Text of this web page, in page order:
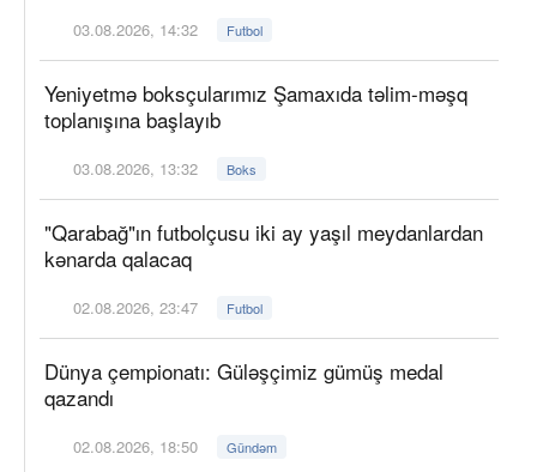
03.08.2026, 14:32 Futbol
Yeniyetmə boksçularımız Şamaxıda təlim-məşq
toplanışına başlayıb
03.08.2026, 13:32 Boks
"Qarabağ"ın futbolçusu iki ay yaşıl meydanlardan
kənarda qalacaq
02.08.2026, 23:47 Futbol
Dünya çempionatı: Güləşçimiz gümüş medal
qazandı
02.08.2026, 18:50 Gündəm